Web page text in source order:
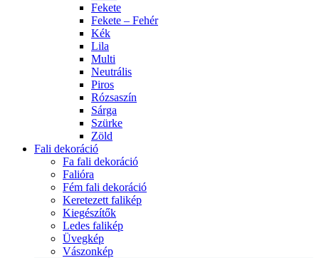
Fekete
Fekete – Fehér
Kék
Lila
Multi
Neutrális
Piros
Rózsaszín
Sárga
Szürke
Zöld
Fali dekoráció
Fa fali dekoráció
Falióra
Fém fali dekoráció
Keretezett falikép
Kiegészítők
Ledes falikép
Üvegkép
Vászonkép